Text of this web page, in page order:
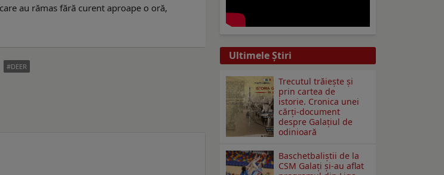
au rămas fără curent aproape o oră,
DEER
Ultimele Ştiri
Trecutul trăiește și
prin cartea de
istorie. Cronica unei
cărți-document
despre Galațiul de
odinioară
Baschetbaliștii de la
CSM Galați și-au aflat